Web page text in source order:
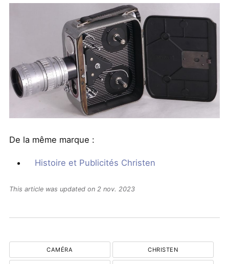
De la même marque :
Histoire et Publicités Christen
This article was updated on 2 nov. 2023
CAMÉRA CHRISTEN